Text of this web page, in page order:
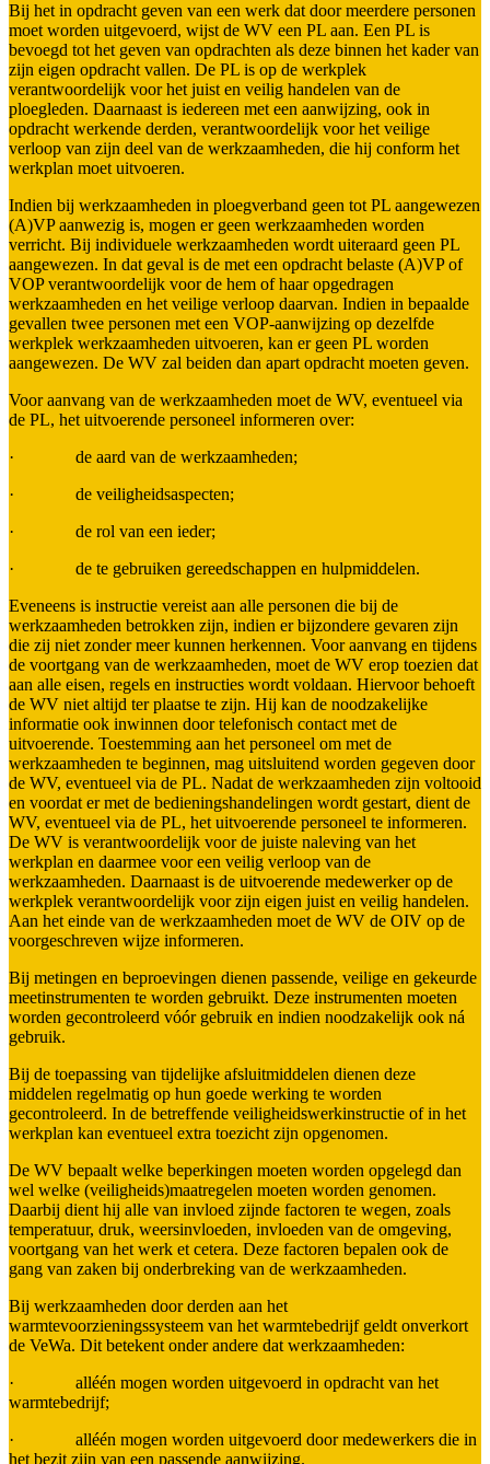
Bij het in opdracht geven van een werk dat door meerdere personen
moet worden uitgevoerd, wijst de WV een PL aan. Een PL is
bevoegd tot het geven van opdrachten als deze binnen het kader van
zijn eigen opdracht vallen. De PL is op de werkplek
verantwoordelijk voor het juist en veilig handelen van de
ploegleden. Daarnaast is iedereen met een aanwijzing, ook in
opdracht werkende derden, verantwoordelijk voor het veilige
verloop van zijn deel van de werkzaamheden, die hij conform het
werkplan moet uitvoeren.
Indien bij werkzaamheden in ploegverband geen tot PL aangewezen
(A)VP aanwezig is, mogen er geen werkzaamheden worden
verricht. Bij individuele werkzaamheden wordt uiteraard geen PL
aangewezen. In dat geval is de met een opdracht belaste (A)VP of
VOP verantwoordelijk voor de hem of haar opgedragen
werkzaamheden en het veilige verloop daarvan. Indien in bepaalde
gevallen twee personen met een VOP-aanwijzing op dezelfde
werkplek werkzaamheden uitvoeren, kan er geen PL worden
aangewezen. De WV zal beiden dan apart opdracht moeten geven.
Voor aanvang van de werkzaamheden moet de WV, eventueel via
de PL, het uitvoerende personeel informeren over:
· de aard van de werkzaamheden;
· de veiligheidsaspecten;
· de rol van een ieder;
· de te gebruiken gereedschappen en hulpmiddelen.
Eveneens is instructie vereist aan alle personen die bij de
werkzaamheden betrokken zijn, indien er bijzondere gevaren zijn
die zij niet zonder meer kunnen herkennen. Voor aanvang en tijdens
de voortgang van de werkzaamheden, moet de WV erop toezien dat
aan alle eisen, regels en instructies wordt voldaan. Hiervoor behoeft
de WV niet altijd ter plaatse te zijn. Hij kan de noodzakelijke
informatie ook inwinnen door telefonisch contact met de
uitvoerende. Toestemming aan het personeel om met de
werkzaamheden te beginnen, mag uitsluitend worden gegeven door
de WV, eventueel via de PL. Nadat de werkzaamheden zijn voltooid
en voordat er met de bedieningshandelingen wordt gestart, dient de
WV, eventueel via de PL, het uitvoerende personeel te informeren.
De WV is verantwoordelijk voor de juiste naleving van het
werkplan en daarmee voor een veilig verloop van de
werkzaamheden. Daarnaast is de uitvoerende medewerker op de
werkplek verantwoordelijk voor zijn eigen juist en veilig handelen.
Aan het einde van de werkzaamheden moet de WV de OIV op de
voorgeschreven wijze informeren.
Bij metingen en beproevingen dienen passende, veilige en gekeurde
meetinstrumenten te worden gebruikt. Deze instrumenten moeten
worden gecontroleerd vóór gebruik en indien noodzakelijk ook ná
gebruik.
Bij de toepassing van tijdelijke afsluitmiddelen dienen deze
middelen regelmatig op hun goede werking te worden
gecontroleerd. In de betreffende veiligheidswerkinstructie of in het
werkplan kan eventueel extra toezicht zijn opgenomen.
De WV bepaalt welke beperkingen moeten worden opgelegd dan
wel welke (veiligheids)maatregelen moeten worden genomen.
Daarbij dient hij alle van invloed zijnde factoren te wegen, zoals
temperatuur, druk, weersinvloeden, invloeden van de omgeving,
voortgang van het werk et cetera. Deze factoren bepalen ook de
gang van zaken bij onderbreking van de werkzaamheden.
Bij werkzaamheden door derden aan het
warmtevoorzieningssysteem van het warmtebedrijf geldt onverkort
de VeWa. Dit betekent onder andere dat werkzaamheden:
· alléén mogen worden uitgevoerd in opdracht van het
warmtebedrijf;
· alléén mogen worden uitgevoerd door medewerkers die in
het bezit zijn van een passende aanwijzing.